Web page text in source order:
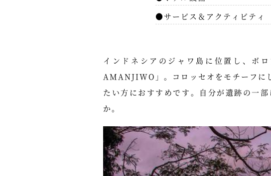
●サービス＆アクティビティ
インドネシアのジャワ島に位置し、ボ
AMANJIWO」。コロッセオをモチーフに
たい方におすすめです。自分が遺跡の一
か。